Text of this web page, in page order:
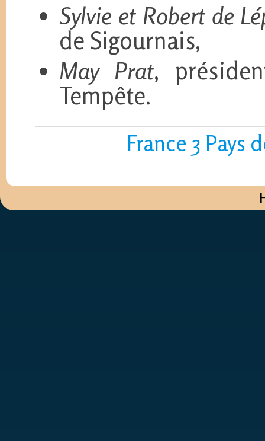
Sylvie et Robert de
de Sigournais,
May Prat,
Tempête.
France 3 Pays